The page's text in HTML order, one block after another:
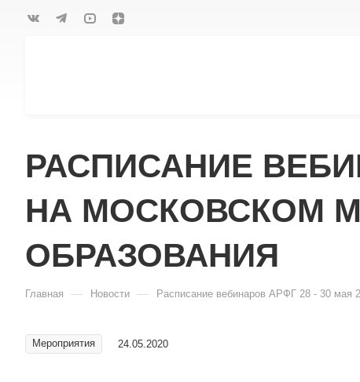
РАСПИСАНИЕ
НА МОСКОВСКОМ
ОБРАЗОВАНИЯ
Главная — Новости — Расписание вебинаров АРФГ 28 - 30 мая
Мероприятия 24.05.2020